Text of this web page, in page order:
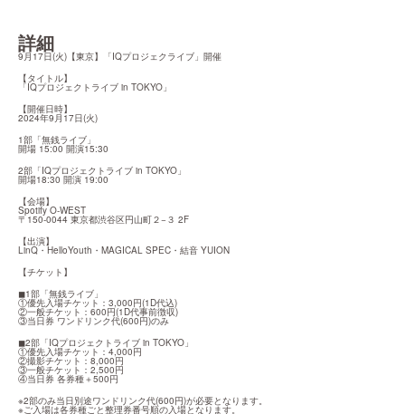
詳細
9月17日(火)【東京】「IQプロジェクライブ」開催
【タイトル】
「IQプロジェクトライブ in TOKYO」
【開催日時】
2024年9月17日(火)
1部「無銭ライブ」
開場 15:00 開演15:30
2部「IQプロジェクトライブ in TOKYO」
開場18:30 開演 19:00
【会場】
Spotify O-WEST
〒150-0044 東京都渋谷区円山町２−３ 2F
【出演】
LinQ・HelloYouth・MAGICAL SPEC・結音 YUION
【チケット】
◼︎1部「無銭ライブ」
①優先入場チケット：3,000円(1D代込)
②一般チケット：600円(1D代事前徴収)
③当日券 ワンドリンク代(600円)のみ
◼︎2部「IQプロジェクトライブ in TOKYO」
①優先入場チケット：4,000円
②撮影チケット：8,000円
③一般チケット：2,500円
④当日券 各券種＋500円
※2部のみ当日別途ワンドリンク代(600円)が必要となります。
※ご入場は各券種ごと整理券番号順の入場となります。